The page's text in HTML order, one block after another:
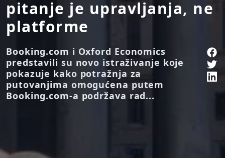
pitanje je upravljanja, ne
platforme
Booking.com i Oxford Economics
predstavili su novo istraživanje koje
pokazuje kako potražnja za
putovanjima omogućena putem
Booking.com-a podržava rad...